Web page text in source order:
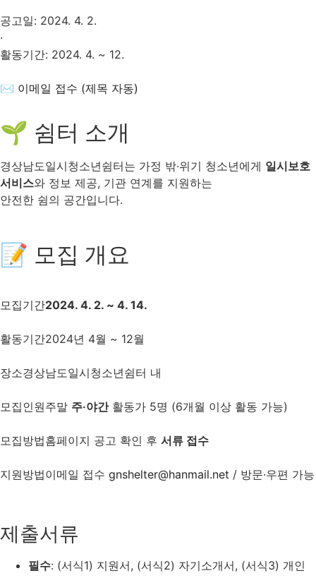
공고일: 2024. 4. 2.
·
활동기간: 2024. 4. ~ 12.
✉ 이메일 접수 (제목 자동)
🌱 쉼터 소개
경상남도일시청소년쉼터는 가정 밖·위기 청소년에게 일시보호
서비스와 정보 제공, 기관 연계를 지원하는
안전한 쉼의 공간입니다.
📝 모집 개요
모집기간2024. 4. 2. ~ 4. 14.
활동기간2024년 4월 ~ 12월
장소경상남도일시청소년쉼터 내
모집인원주말 주‧야간활동가 5명 (6개월 이상 활동 가능)
모집방법홈페이지 공고 확인 후 서류 접수
지원방법이메일 접수 gnshelter@hanmail.net / 방문·우편 가능
제출서류
필수: (서식1) 지원서, (서식2) 자기소개서, (서식3) 개인